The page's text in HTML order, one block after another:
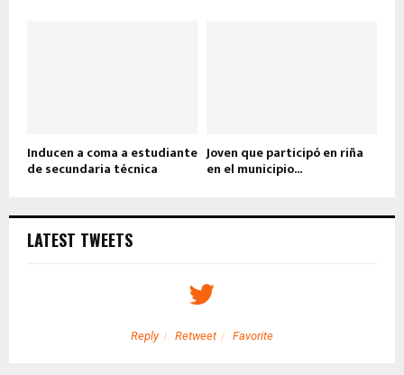
Inducen a coma a estudiante
de secundaria técnica
Joven que participó en riña
en el municipio...
LATEST TWEETS
Reply Retweet Favorite